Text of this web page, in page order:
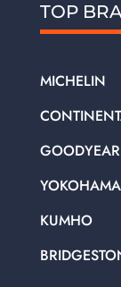
TOP
MICHELIN
GOODYEAR
YOKOHAMA
KUMHO